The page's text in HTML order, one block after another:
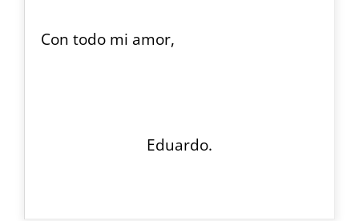
Con todo mi amor,
Eduardo.